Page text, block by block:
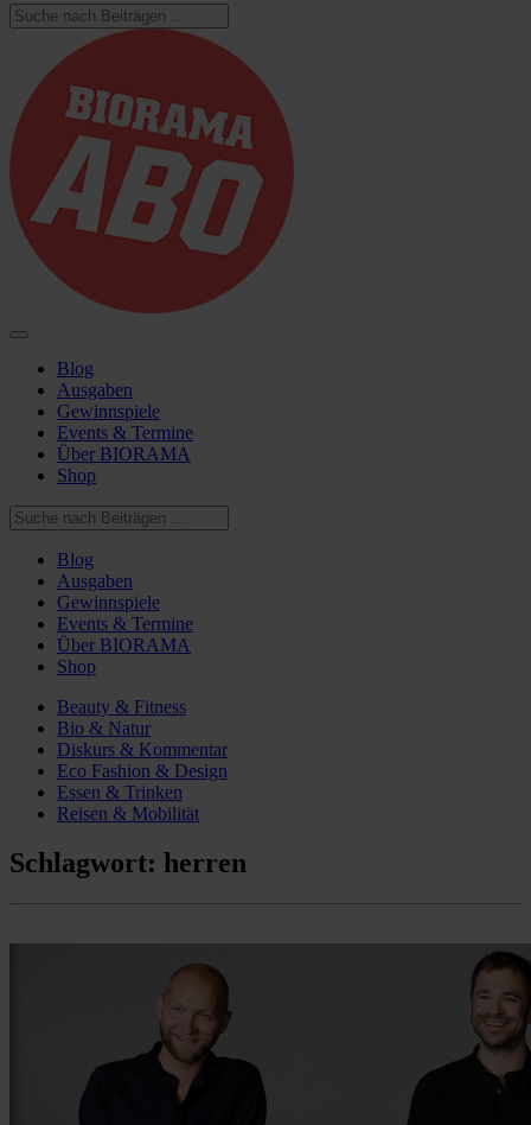
Blog
Ausgaben
Gewinnspiele
Events & Termine
Über BIORAMA
Shop
Blog
Ausgaben
Gewinnspiele
Events & Termine
Über BIORAMA
Shop
Beauty & Fitness
Bio & Natur
Diskurs & Kommentar
Eco Fashion & Design
Essen & Trinken
Reisen & Mobilität
Schlagwort: herren